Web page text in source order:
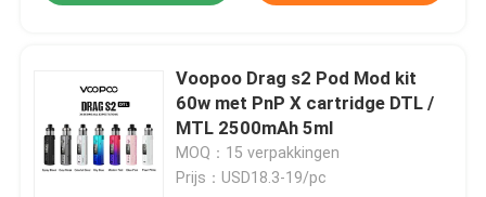
Kwaliteitscontrole
Contact de V.S.
Voopoo Drag s2 Pod Mod kit
60w met PnP X cartridge DTL /
MTL 2500mAh 5ml
MOQ：15 verpakkingen
Prijs：USD18.3-19/pc